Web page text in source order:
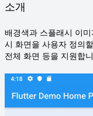
소개
배경색과 스플래시 이
시 화면을 사용자 정의
전체 화면 등을 지원합